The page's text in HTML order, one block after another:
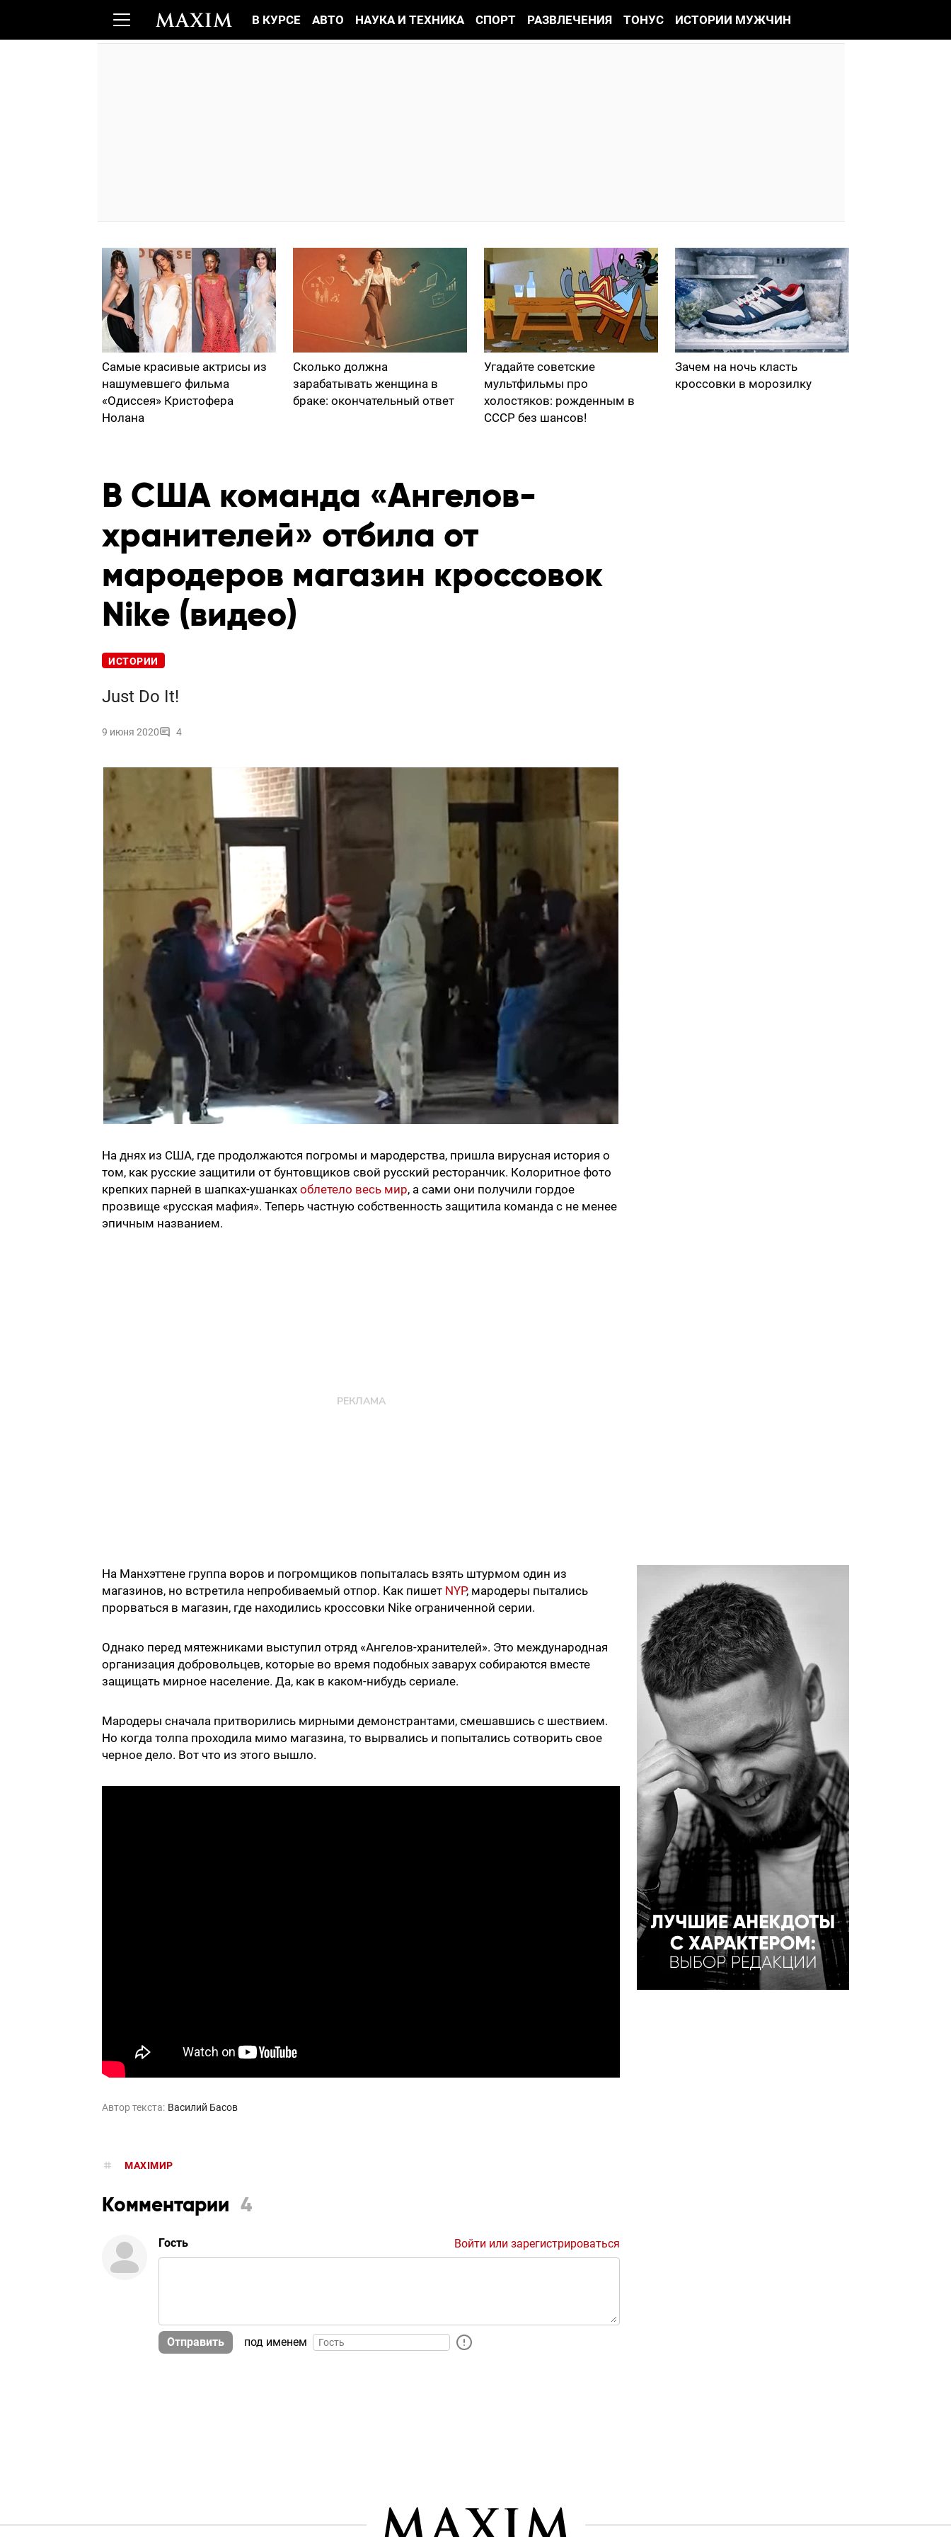
В КУРСЕ АВТО НАУКА И ТЕХНИКА СПОРТ РАЗВЛЕЧЕНИЯ ТОНУС ИСТОРИИ МУЖЧИН
Самые красивые актрисы из
нашумевшего фильма
«Одиссея» Кристофера
Нолана
Сколько должна
зарабатывать женщина в
браке: окончательный ответ
Угадайте советские
мультфильмы про
холостяков: рожденным в
СССР без шансов!
Зачем на ночь класть
кроссовки в морозилку
В США команда «Ангелов-
хранителей» отбила от
мародеров магазин кроссовок
Nike (видео)
ИСТОРИИ
Just Do It!
9 июня 2020 4
На днях из США, где продолжаются погромы и мародерства, пришла вирусная история о
том, как русские защитили от бунтовщиков свой русский ресторанчик. Колоритное фото
крепких парней в шапках-ушанках облетело весь мир, а сами они получили гордое
прозвище «русская мафия». Теперь частную собственность защитила команда с не менее
эпичным названием.
На Манхэттене группа воров и погромщиков попыталась взять штурмом один из
магазинов, но встретила непробиваемый отпор. Как пишет NYP, мародеры пытались
прорваться в магазин, где находились кроссовки Nike ограниченной серии.
Однако перед мятежниками выступил отряд «Ангелов-хранителей». Это международная
организация добровольцев, которые во время подобных заварух собираются вместе
защищать мирное население. Да, как в каком-нибудь сериале.
Мародеры сначала притворились мирными демонстрантами, смешавшись с шествием.
Но когда толпа проходила мимо магазина, то вырвались и попытались сотворить свое
черное дело. Вот что из этого вышло.
Автор текста: Василий Басов
MAXIMИР
Комментарии 4
Гость Войти или зарегистрироваться
Отправить под именем